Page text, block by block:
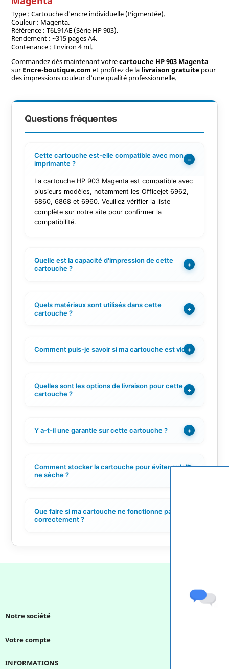
Type : Cartouche d'encre individuelle (Pigmentée).
Couleur : Magenta.
Référence : T6L91AE (Série HP 903).
Rendement : ~315 pages A4.
Contenance : Environ 4 ml.
Commandez dès maintenant votrecartouche HP 903 Magenta
surEncre-boutique.com et profitez de la livraison gratuitepour
des impressions couleur d'une qualité professionnelle.
Questions fréquentes
Cette cartouche est-elle compatible avec mon
imprimante ?
−
La cartouche HP 903 Magenta est compatible avec
plusieurs modèles, notamment les Officejet 6962,
6860, 6868 et 6960. Veuillez vérifier la liste
complète sur notre site pour confirmer la
compatibilité.
Quelle est la capacité d'impression de cette
cartouche ?
+
Quels matériaux sont utilisés dans cette
cartouche ?
+
Comment puis-je savoir si ma cartouche est vide ?
+
Quelles sont les options de livraison pour cette
cartouche ?
+
Y a-t-il une garantie sur cette cartouche ? +
Comment stocker la cartouche pour éviter qu'elle
ne sèche ?
Que faire si ma cartouche ne fonctionne pas
correctement ?
Notre société
Votre compte
INFORMATIONS